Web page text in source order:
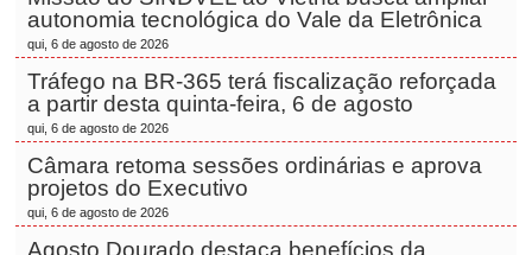
autonomia tecnológica do Vale da Eletrônica
qui, 6 de agosto de 2026
Tráfego na BR-365 terá fiscalização reforçada
a partir desta quinta-feira, 6 de agosto
qui, 6 de agosto de 2026
Câmara retoma sessões ordinárias e aprova
projetos do Executivo
qui, 6 de agosto de 2026
Agosto Dourado destaca benefícios da